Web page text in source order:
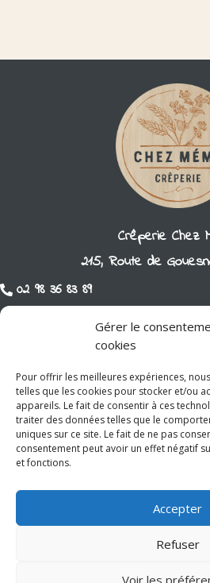
Gérer le
cookies
Pour offrir les meilleures expériences,
telles que les cookies pour stocker et/ou
appareils. Le fait de consentir à ces
traiter des données telles que le
uniques sur ce site. Le fait de ne pas
consentement peut avoir un effet négatif
et fonctions.
Accepter
Refuser
Voir les
Crêperie Chez
215, Route de
 02 98 36 83 89
Lundi
Mardi
Mercredi
Jeudi
Vendredi
Samedi
Copyright ©Crêperie Chez Mémé